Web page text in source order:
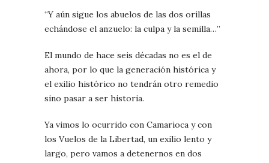
“Y aún sigue los abuelos de las dos orillas
echándose el anzuelo: la culpa y la semilla…”
El mundo de hace seis décadas no es el de
ahora, por lo que la generación histórica y
el exilio histórico no tendrán otro remedio
sino pasar a ser historia.
Ya vimos lo ocurrido con Camarioca y con
los Vuelos de la Libertad, un exilio lento y
largo, pero vamos a detenernos en dos